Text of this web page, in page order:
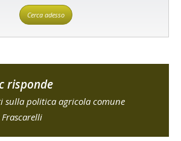
Cerca adesso
risponde
sulla politica agricola comune